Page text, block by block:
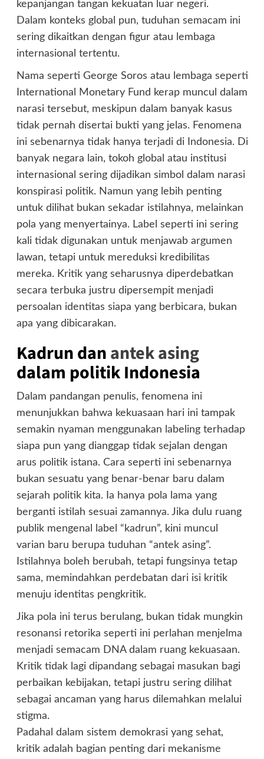
kepanjangan tangan kekuatan luar negeri.
Dalam konteks global pun, tuduhan semacam ini
sering dikaitkan dengan figur atau lembaga
internasional tertentu.
Nama seperti George Soros atau lembaga seperti
International Monetary Fund kerap muncul dalam
narasi tersebut, meskipun dalam banyak kasus
tidak pernah disertai bukti yang jelas. Fenomena
ini sebenarnya tidak hanya terjadi di Indonesia. Di
banyak negara lain, tokoh global atau institusi
internasional sering dijadikan simbol dalam narasi
konspirasi politik. Namun yang lebih penting
untuk dilihat bukan sekadar istilahnya, melainkan
pola yang menyertainya. Label seperti ini sering
kali tidak digunakan untuk menjawab argumen
lawan, tetapi untuk mereduksi kredibilitas
mereka. Kritik yang seharusnya diperdebatkan
secara terbuka justru dipersempit menjadi
persoalan identitas siapa yang berbicara, bukan
apa yang dibicarakan.
Kadrun danantek asing
dalam politik Indonesia
Dalam pandangan penulis, fenomena ini
menunjukkan bahwa kekuasaan hari ini tampak
semakin nyaman menggunakan labeling terhadap
siapa pun yang dianggap tidak sejalan dengan
arus politik istana. Cara seperti ini sebenarnya
bukan sesuatu yang benar-benar baru dalam
sejarah politik kita. Ia hanya pola lama yang
berganti istilah sesuai zamannya. Jika dulu ruang
publik mengenal label “kadrun”, kini muncul
varian baru berupa tuduhan “antek asing”.
Istilahnya boleh berubah, tetapi fungsinya tetap
sama, memindahkan perdebatan dari isi kritik
menuju identitas pengkritik.
Jika pola ini terus berulang, bukan tidak mungkin
resonansi retorika seperti ini perlahan menjelma
menjadi semacam DNA dalam ruang kekuasaan.
Kritik tidak lagi dipandang sebagai masukan bagi
perbaikan kebijakan, tetapi justru sering dilihat
sebagai ancaman yang harus dilemahkan melalui
stigma.
Padahal dalam sistem demokrasi yang sehat,
kritik adalah bagian penting dari mekanisme